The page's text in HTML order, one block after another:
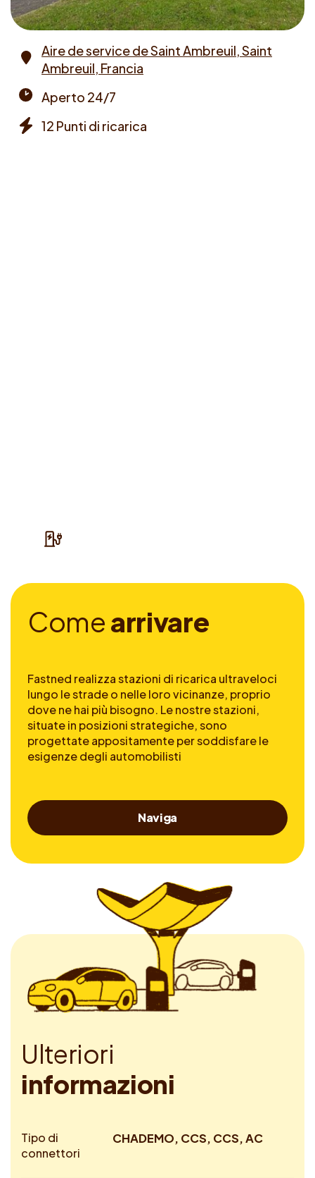
Address
Aire de service de Saint Ambreuil, Saint
Ambreuil, Francia
times
Aperto 24/7
12 Punti di ricarica
Comearrivare
Fastned realizza stazioni di ricarica ultraveloci
lungo le strade o nelle loro vicinanze, proprio
dove ne hai più bisogno. Le nostre stazioni,
situate in posizioni strategiche, sono
progettate appositamente per soddisfare le
esigenze degli automobilisti
Naviga
Ulteriori
informazioni
Tipo di
connettori
CHADEMO, CCS, CCS, AC